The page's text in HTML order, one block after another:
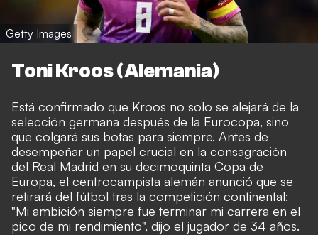
Getty Images
Toni Kroos (Alemania)
Está confirmado que Kroos no solo se alejará de la
selección germana después de la Eurocopa, sino
que colgará sus botas para siempre. Antes de
desempeñar un papel crucial en la consagración
del Real Madrid en su decimoquinta Copa de
Europa, el centrocampista alemán anunció que se
retirará del fútbol tras la competición continental:
"Mi ambición siempre fue terminar mi carrera en el
pico de mi rendimiento", dijo el jugador de 34 años.